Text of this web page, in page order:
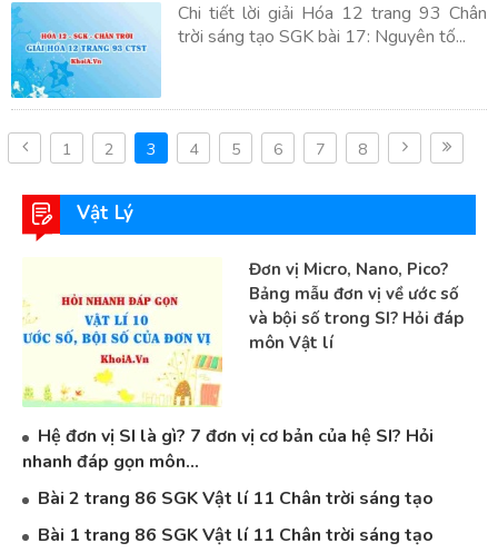
Chi tiết lời giải Hóa 12 trang 93 Chân
trời sáng tạo SGK bài 17: Nguyên tố...
1 2 3 4 5 6 7 8
Vật Lý
Đơn vị Micro, Nano, Pico?
Bảng mẫu đơn vị về ước số
và bội số trong SI? Hỏi đáp
môn Vật lí
Hệ đơn vị SI là gì? 7 đơn vị cơ bản của hệ SI? Hỏi
nhanh đáp gọn môn...
Bài 2 trang 86 SGK Vật lí 11 Chân trời sáng tạo
Bài 1 trang 86 SGK Vật lí 11 Chân trời sáng tạo